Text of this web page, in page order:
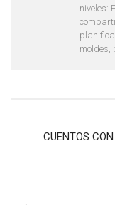
niveles:
moldes,
CUENTOS